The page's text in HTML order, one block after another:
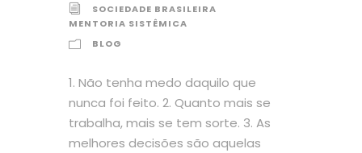
SOCIEDADE BRASILEIRA
MENTORIA SISTÊMICA
BLOG
1. Não tenha medo daquilo que
nunca foi feito. 2. Quanto mais se
trabalha, mais se tem sorte. 3. As
melhores decisões são aquelas